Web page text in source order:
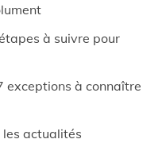
à suivre pour
exceptions à connaître
les actualités